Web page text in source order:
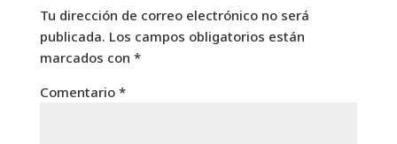
Tu dirección de correo electrónico no será
publicada. Los campos obligatorios están
marcados con *
Comentario *